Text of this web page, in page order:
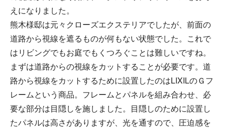
えになりました。
熊木様邸は元々クローズエクステリアでしたが、前面の
道路から視線を遮るものが何もない状態でした。これで
はリビングでもお庭でもくつろぐことは難しいですね。
まずは道路からの視線をカットすることが必要です。道
路から視線をカットするために設置したのはLIXILのＧフ
レームという商品。フレームとパネルを組み合わせ、必
要な部分は目隠しを施しました。目隠しのために設置し
たパネルは高さがありますが、光を通すので、圧迫感を